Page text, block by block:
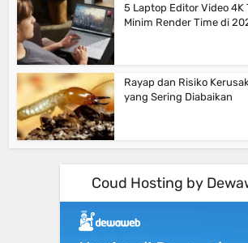
5 Laptop Editor Video 4K
Minim Render Time di
Rayap dan Risiko
yang Sering Diabaikan
Coud Hosting by